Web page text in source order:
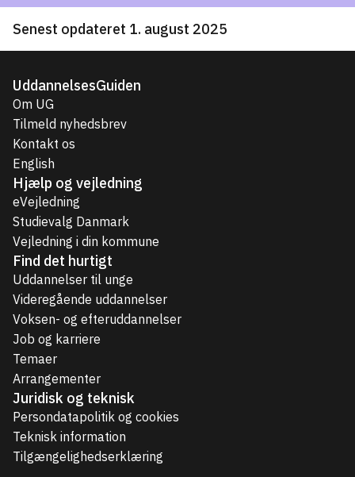
Senest opdateret 1. august 2025
UddannelsesGuiden
Om UG
Tilmeld nyhedsbrev
Kontakt os
English
Hjælp og vejledning
eVejledning
Studievalg Danmark
Vejledning i din kommune
Find det hurtigt
Uddannelser til unge
Videregående uddannelser
Voksen- og efteruddannelser
Job og karriere
Temaer
Arrangementer
Juridisk og teknisk
Persondatapolitik og cookies
Teknisk information
Tilgængelighedserklæring